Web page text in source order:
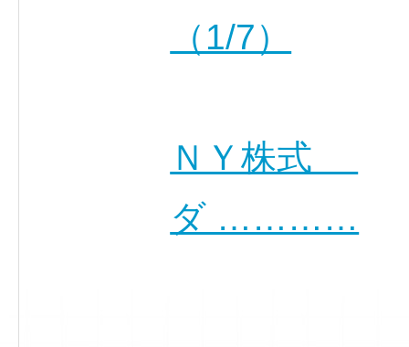
（1/7）
ＮＹ株式
ダ …………